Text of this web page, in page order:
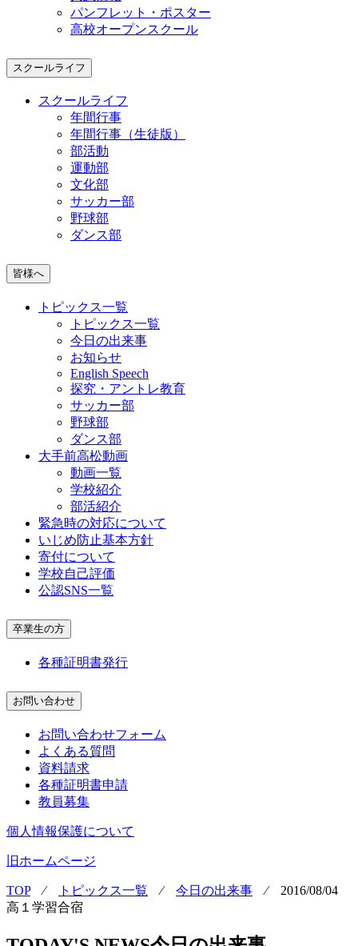
パンフレット・ポスター
高校オープンスクール
スクールライフ
スクールライフ
年間行事
年間行事（生徒版）
部活動
運動部
文化部
サッカー部
野球部
ダンス部
皆様へ
トピックス一覧
トピックス一覧
今日の出来事
お知らせ
English Speech
探究・アントレ教育
サッカー部
野球部
ダンス部
大手前高松動画
動画一覧
学校紹介
部活紹介
緊急時の対応について
いじめ防止基本方針
寄付について
学校自己評価
公認SNS一覧
卒業生の方
各種証明書発行
お問い合わせ
お問い合わせフォーム
よくある質問
資料請求
各種証明書申請
教員募集
個人情報保護について
旧ホームページ
TOP⁄ トピックス一覧 ⁄ 今日の出来事 ⁄ 2016/08/04
高１学習合宿